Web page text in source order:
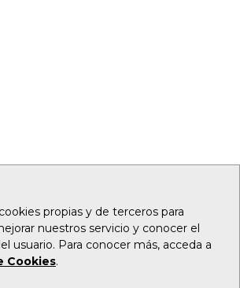
propias y de terceros para
nuestros servicio y conocer el
usuario. Para conocer más, acceda a
Cookies.